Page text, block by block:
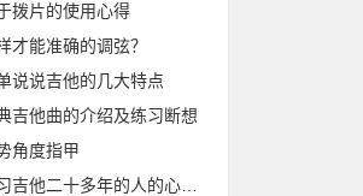
片的使用心得
能准确的调弦？
说吉他的几大特点
他曲的介绍及练习断想
角度指甲
二十多年的人的心得体会